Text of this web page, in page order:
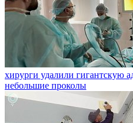
хирурги удалили гигантскую
небольшие проколы